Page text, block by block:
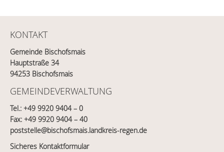
KONTAKT
Gemeinde Bischofsmais
Hauptstraße 34
94253 Bischofsmais
GEMEINDEVERWALTUNG
Tel.: +49 9920 9404 – 0
Fax: +49 9920 9404 – 40
poststelle@bischofsmais.landkreis-regen.de
Sicheres Kontaktformular